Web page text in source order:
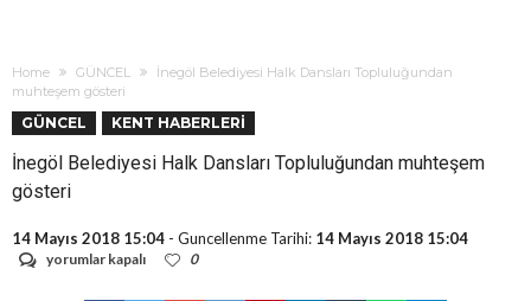
Home GÜNCEL
İnegöl Belediyesi Halk Dansları Topluluğundan
muhteşem gösteri
GÜNCEL KENT HABERLERİ
İnegöl Belediyesi Halk Dansları Topluluğundan muhteşem
gösteri
14 Mayıs 2018 15:04 - Guncellenme Tarihi: 14 Mayıs 2018 15:04
İnegöl
yorumlar kapalı 0